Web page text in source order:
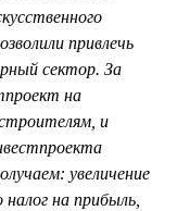
привлечь
сектор. За
на
и
увеличение
на прибыль,